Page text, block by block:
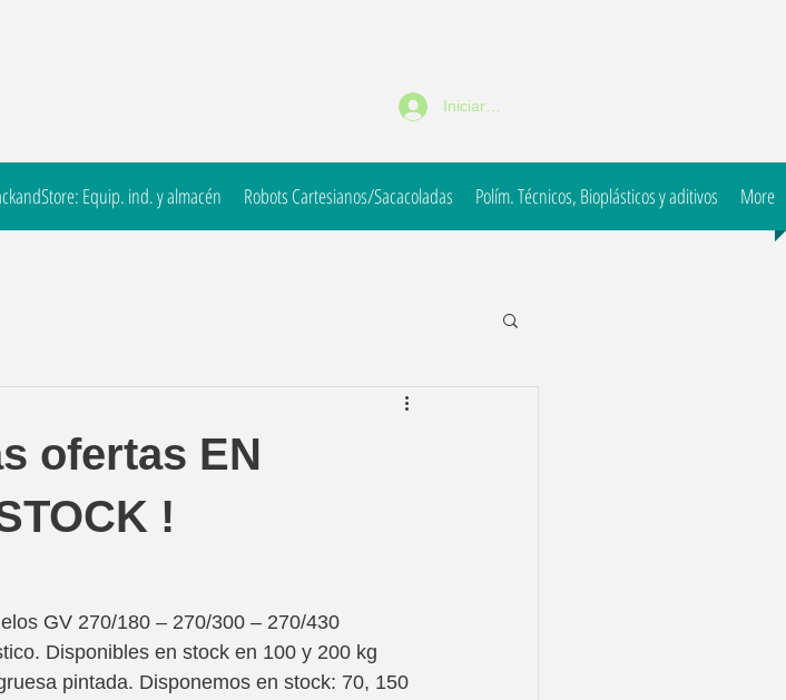
Iniciar sesión
Equip. ind. y almacén Robots Cartesianos/Sacacoladas Polím. Técnicos, Bioplásticos y aditivos More
ofertas EN
!
GV 270/180 – 270/300 – 270/430
Disponibles en stock en 100 y 200 kg
pintada. Disponemos en stock: 70, 150